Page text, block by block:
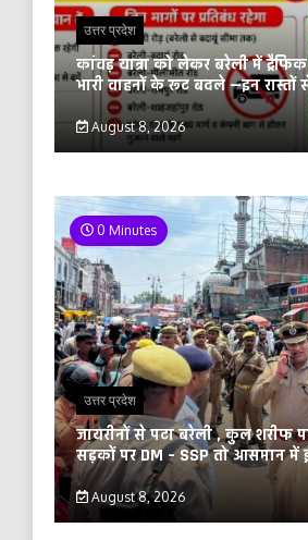
उत्तर प्रदेश
कांवड़ यात्रा को लेकर बरेली में
भारी वाहनों के रूट बदले —इन रास्तों
August 8, 2026
0 Minutes
उत्तर प्रदेश
जायरीनों से पटा बरेली , कुल शरीफ
सड़कों पर DM – SSP तो आसमान में
August 8, 2026